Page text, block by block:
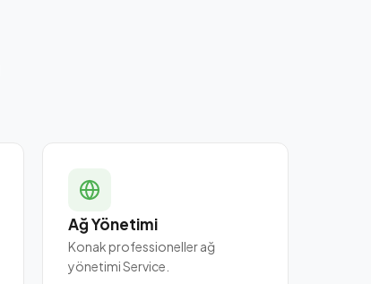
Ağ Yönetimi
Konak professioneller ağ
yönetimi Service.